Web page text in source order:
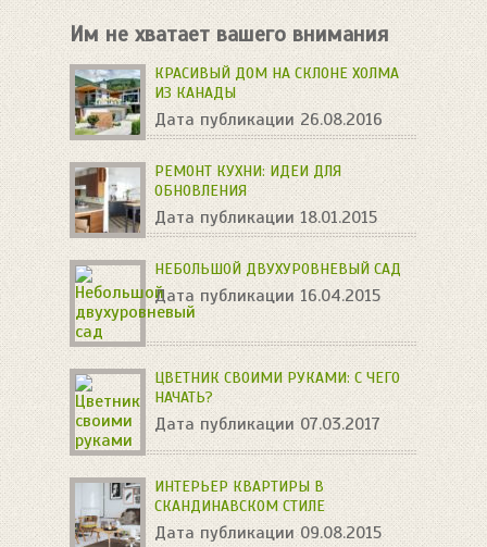
Им не хватает вашего внимания
КРАСИВЫЙ ДОМ НА СКЛОНЕ ХОЛМА
ИЗ КАНАДЫ
Дата публикации 26.08.2016
РЕМОНТ КУХНИ: ИДЕИ ДЛЯ
ОБНОВЛЕНИЯ
Дата публикации 18.01.2015
НЕБОЛЬШОЙ ДВУХУРОВНЕВЫЙ САД
Дата публикации 16.04.2015
ЦВЕТНИК СВОИМИ РУКАМИ: С ЧЕГО
НАЧАТЬ?
Дата публикации 07.03.2017
ИНТЕРЬЕР КВАРТИРЫ В
СКАНДИНАВСКОМ СТИЛЕ
Дата публикации 09.08.2015